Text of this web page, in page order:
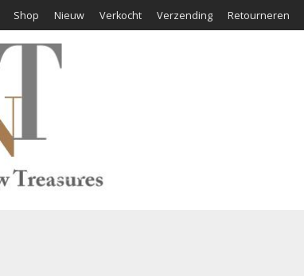
Shop Nieuw Verkocht Verzending Retourneren